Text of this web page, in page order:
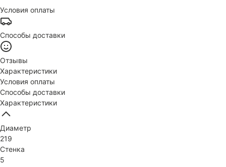
Условия оплаты
Способы доставки
Отзывы
Характеристики
Условия оплаты
Способы доставки
Характеристики
Диаметр
219
Стенка
5